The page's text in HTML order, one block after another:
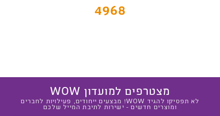
4968
מצטרפים למועדון WOW
לא תפסיקו להגיד WOW! מבצעים ייחודים, פעילויות לחברים
ומוצרים חדשים - ישירות לתיבת המייל שלכם